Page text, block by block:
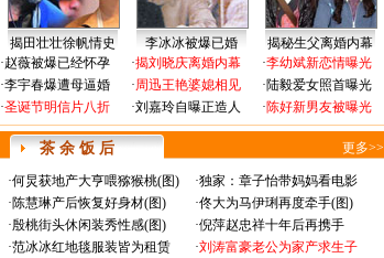
揭田壮壮徐帆情史 李冰冰被爆已婚
揭秘生父离婚内幕
·赵薇被爆已经怀孕
·李宇春爆遭母逼婚
·圣诞节明信片八折
·揭刘晓庆离婚内幕
·周迅王艳婆媳相见
·刘嘉玲自曝正造人
·李幼斌新恋情曝光
·陆毅爱女照首曝光
·陈好新男友被曝光
茶 余 饭 后 更多>>
·何炅获地产大亨喂猕猴桃(图) ·独家：章子怡带妈妈看电影
·陈慧琳产后恢复好身材(图) ·佟大为马伊琍再度牵手(图)
·殷桃街头休闲装秀性感(图) ·倪萍赵忠祥十年后再携手
·范冰冰红地毯服装皆为租赁 ·刘涛富豪老公为家产求生子